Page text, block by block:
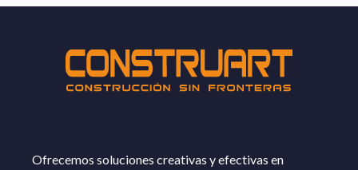
Ofrecemos soluciones creativas y efectivas en